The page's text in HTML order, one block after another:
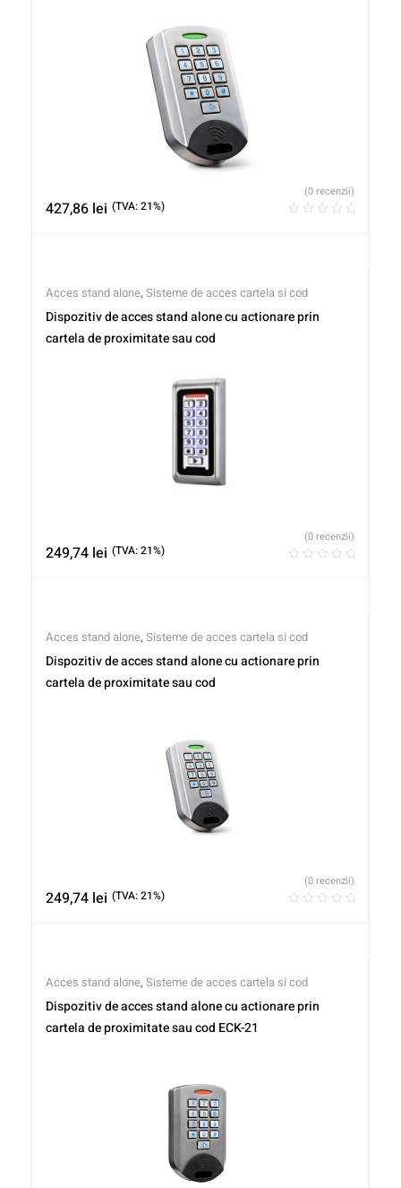
427,86 lei (TVA: 21%)
(0 recenzii)
Acces stand alone, Sisteme de acces cartela si cod
Dispozitiv de acces stand alone cu actionare prin
cartela de proximitate sau cod
249,74 lei (TVA: 21%)
(0 recenzii)
Acces stand alone, Sisteme de acces cartela si cod
Dispozitiv de acces stand alone cu actionare prin
cartela de proximitate sau cod
249,74 lei (TVA: 21%)
(0 recenzii)
Acces stand alone, Sisteme de acces cartela si cod
Dispozitiv de acces stand alone cu actionare prin
cartela de proximitate sau cod ECK-21